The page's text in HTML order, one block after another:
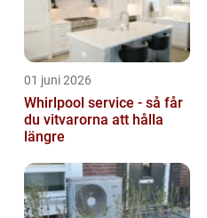
01 juni 2026
Whirlpool service - så får
du vitvarorna att hålla
längre